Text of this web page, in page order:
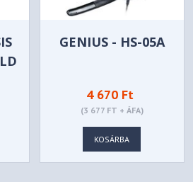
GENIUS - HS-05A
4 670 Ft
(3 677 FT + ÁFA)
KOSÁRBA